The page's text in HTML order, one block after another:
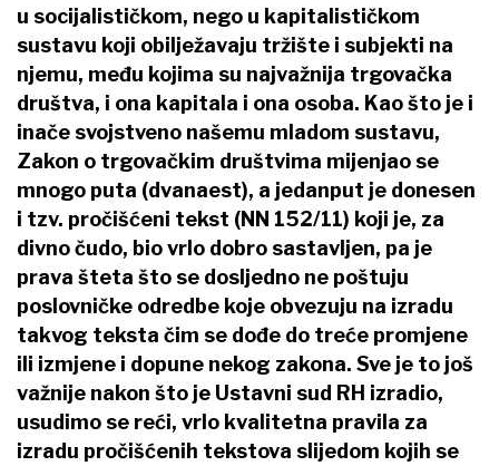
u socijalističkom, nego u kapitalističkom
sustavu koji obilježavaju tržište i subjekti na
njemu, među kojima su najvažnija trgovačka
društva, i ona kapitala i ona osoba. Kao što je i
inače svojstveno našemu mladom sustavu,
Zakon o trgovačkim društvima mijenjao se
mnogo puta (dvanaest), a jedanput je donesen
i tzv. pročišćeni tekst (NN 152/11) koji je, za
divno čudo, bio vrlo dobro sastavljen, pa je
prava šteta što se dosljedno ne poštuju
poslovničke odredbe koje obvezuju na izradu
takvog teksta čim se dođe do treće promjene
ili izmjene i dopune nekog zakona. Sve je to još
važnije nakon što je Ustavni sud RH izradio,
usudimo se reći, vrlo kvalitetna pravila za
izradu pročišćenih tekstova slijedom kojih se